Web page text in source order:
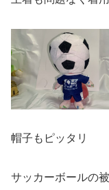
帽子もピッタリ
サッカーボールの